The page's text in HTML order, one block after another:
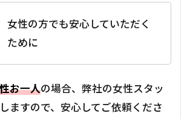
女性の方でも安心していただく
ために
お一人の場合、弊社の女性スタッ
ますので、安心してご依頼くださ